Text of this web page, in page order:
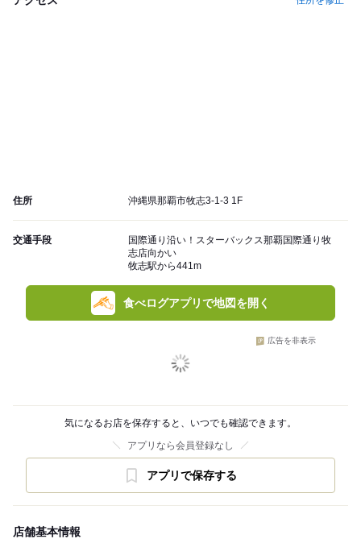
住所 沖縄県那覇市牧志3-1-3 1F
交通手段
国際通り沿い！スターバックス那覇国際通り牧
志店向かい
牧志駅から441m
食べログアプリで地図を開く
広告を非表示
気になるお店を保存すると、いつでも確認できます。
アプリなら会員登録なし
アプリで保存する
店舗基本情報